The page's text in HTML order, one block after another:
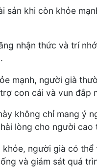
sản khi còn khỏe
nhận thức và trí
mạnh, người già
con cái và vun đắp
không chỉ mang ý
lòng cho người cao
người già có
và giám sát quá